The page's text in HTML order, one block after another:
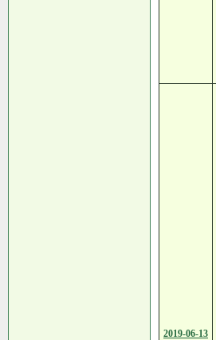
2019-06-13